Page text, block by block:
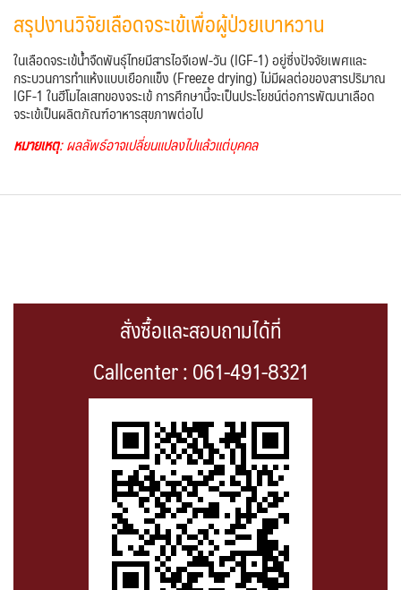
สรุปงานวิจัยเลือดจระเข้เพื่อผู้ป่วยเบาหวาน
ในเลือดจระเข้น้ำจืดพันธุ์ไทยมีสารไอจีเอฟ-วัน (IGF-1) อยู่ซึ่งปัจจัยเพศและ
กระบวนการทำแห้งแบบเยือกแข็ง (Freeze drying) ไม่มีผลต่อของสารปริมาณ
IGF-1 ในฮีโมไลเสทของจระเข้ การศึกษานี้จะเป็นประโยชน์ต่อการพัฒนาเลือด
จระเข้เป็นผลิตภัณฑ์อาหารสุขภาพต่อไป
หมายเหตุ: ผลลัพธ์อาจเปลี่ยนแปลงไปแล้วแต่บุคคล
สั่งซื้อและสอบถามได้ที่
Callcenter : 061-491-8321